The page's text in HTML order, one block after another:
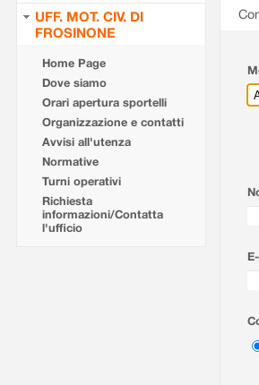
UFF. MOT. CIV. DI
FROSINONE
Home Page
Dove siamo
Orari apertura sportelli
Organizzazione e contatti
Avvisi all'utenza
Normative
Turni operativi
Richiesta
informazioni/Contatta
l'ufficio